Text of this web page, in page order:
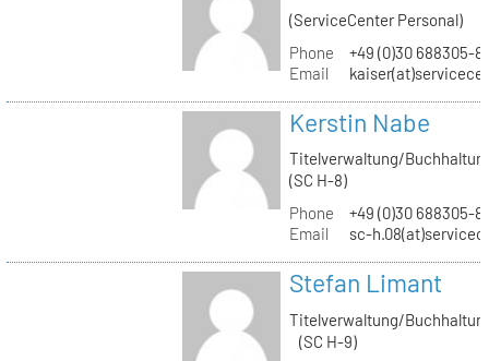
(ServiceCenter Personal)
Phone
+49 (0)30 688305-
Email
Kerstin Nabe
Titelverwaltung/
(SC H-8)
Phone
+49 (0)30 688305-
Email
sc-
Stefan Limant
Titelverwaltung/
(SC H-9)